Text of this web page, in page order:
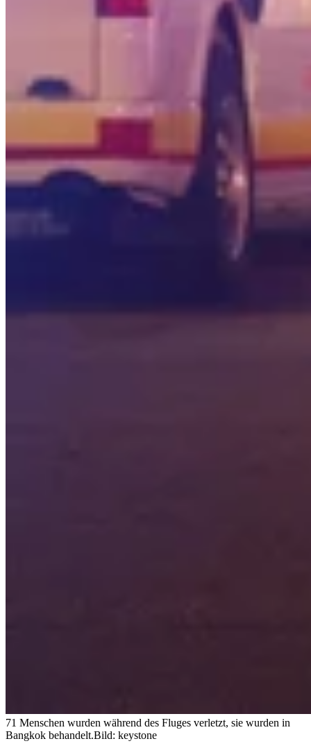
71 Menschen wurden während des Fluges verletzt, sie wurden in
Bangkok behandelt.Bild: keystone